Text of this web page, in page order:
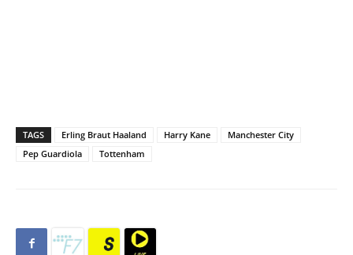
TAGS Erling Braut Haaland Harry Kane
Manchester City
Pep Guardiola
Tottenham